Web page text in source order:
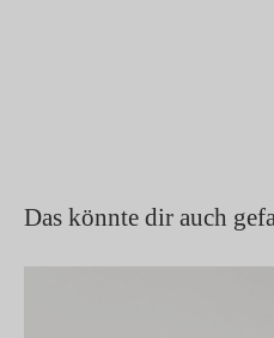
Das könnte dir auch